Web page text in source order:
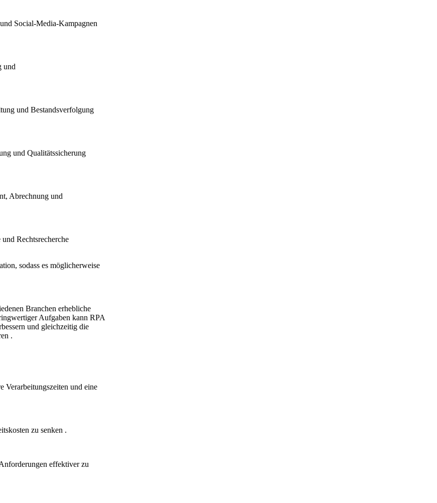
Social-Media-Kampagnen
und
und Bestandsverfolgung
und Qualitätssicherung
Abrechnung und
Rechtsrecherche
sodass es möglicherweise
Branchen erhebliche
Aufgaben kann RPA
und gleichzeitig die
.
Verarbeitungszeiten und eine
zu senken .
effektiver zu